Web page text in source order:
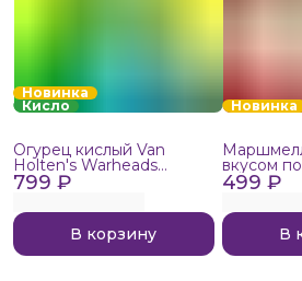
Новинка
Кисло
799 ₽
Огурец кислый Van
Holten's Warheads
Extreme Sour, 140г
В корзину
Новинка
499 ₽
вкусом
В